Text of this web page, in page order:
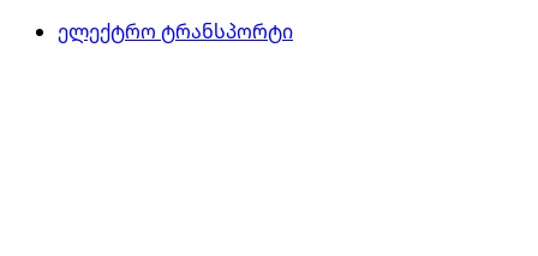
ელექტრო ტრანსპორტი